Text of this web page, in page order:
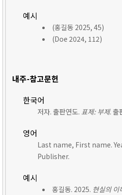
예시
(홍길동 2025, 45)
(Doe 2024, 112)
내주-참고문헌
한국어
저자. 출판연도. 표제: 부제. 출
영어
Last name, First name.
Publisher.
예시
홍길동. 2025. 현실의